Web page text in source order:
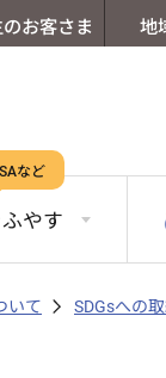
お客さま 地
など
ふやす
いて SDGsへの